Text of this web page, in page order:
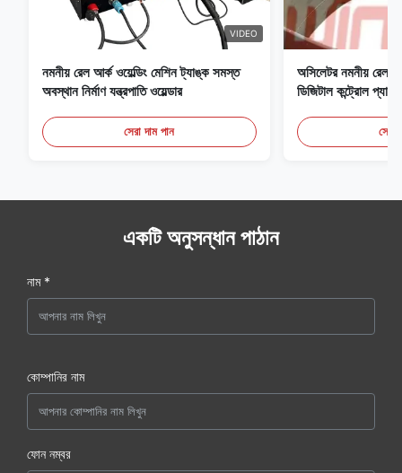
VIDEO
নমনীয় রেল আর্ক ওয়েল্ডিং মেশিন ট্যাঙ্ক সমস্ত
অবস্থান নির্মাণ যন্ত্রপাতি ওয়েল্ডার
সেরা দাম পান
অসিলেটর নমনীয় রেল
ডিজিটাল কন্ট্রোল
সেরা
একটি অনুসন্ধান পাঠান
নাম *
কোম্পানির নাম
ফোন নম্বর